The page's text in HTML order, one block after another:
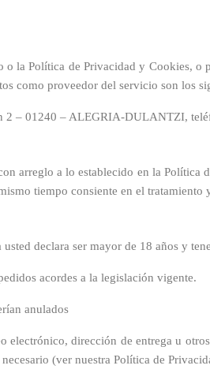
la Política de Privacidad y Cookies,
como proveedor del servicio son los
– 01240 – ALEGRIA-DULANTZI,
arreglo a lo establecido en la Política
tiempo consiente en el
declara ser mayor de 18 años y
acordes a la legislación vigente.
anulados
dirección de entrega u
(ver nuestra Política de